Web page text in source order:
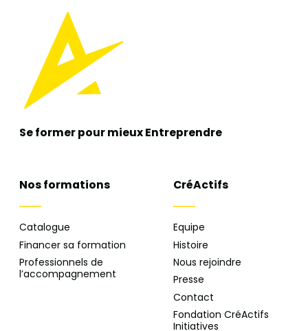
Se former pour mieuxEntreprendre
Nos formations
Catalogue
Financer sa formation
Professionnels de
l’accompagnement
CréActifs
Equipe
Histoire
Nous rejoindre
Presse
Contact
Fondation CréActifs
Initiatives